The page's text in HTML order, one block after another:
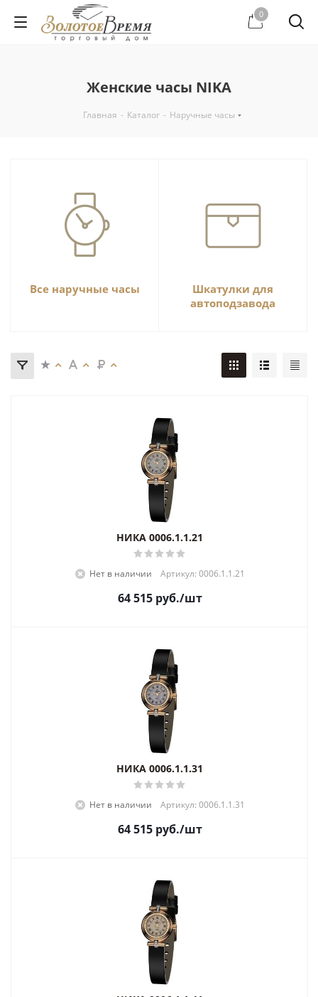
0
Женские часы NIKA
Главная - Каталог - Наручные часы
Все наручные часы
Шкатулки для
автоподзавода
НИКА 0006.1.1.21
Нет в наличии Артикул: 0006.1.1.21
64 515руб./шт
НИКА 0006.1.1.31
Нет в наличии Артикул: 0006.1.1.31
64 515руб./шт